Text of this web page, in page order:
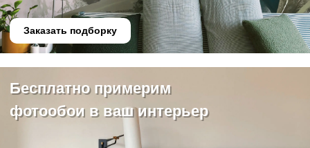
Заказать подборку
Бесплатно примерим
фотообои в ваш интерьер